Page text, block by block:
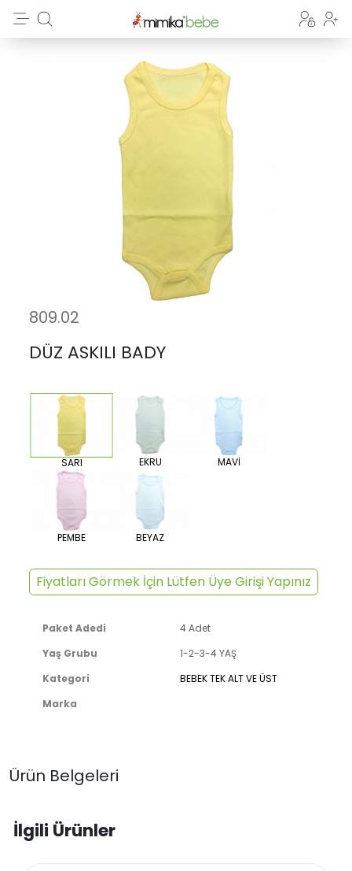
809.02
DÜZ ASKILI BADY
SARI EKRU MAVİ
PEMBE BEYAZ
Fiyatları Görmek İçin Lütfen Üye Girişi Yapınız
Paket Adedi
4 Adet
Yaş Grubu
1-2-3-4 YAŞ
Kategori
BEBEK TEK ALT VE ÜST
Marka
Ürün Belgeleri
İlgili Ürünler